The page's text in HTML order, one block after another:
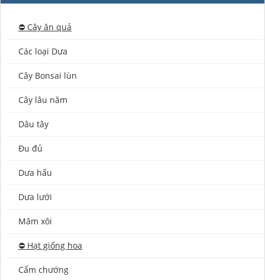
⛔️ Cây ăn quả
Các loại Dưa
Cây Bonsai lùn
Cây lâu năm
Dâu tây
Đu đủ
Dưa hấu
Dưa lưới
Mâm xôi
⛔️ Hạt giống hoa
Cẩm chướng